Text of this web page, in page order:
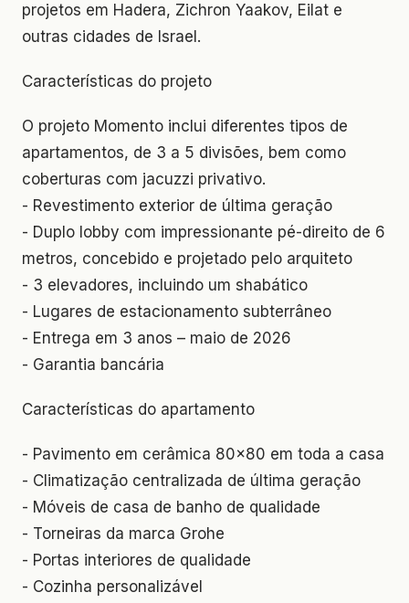
projetos em Hadera, Zichron Yaakov, Eilat e
outras cidades de Israel.
Características do projeto
O projeto Momento inclui diferentes tipos de
apartamentos, de 3 a 5 divisões, bem como
coberturas com jacuzzi privativo.
- Revestimento exterior de última geração
- Duplo lobby com impressionante pé-direito de 6
metros, concebido e projetado pelo arquiteto
- 3 elevadores, incluindo um shabático
- Lugares de estacionamento subterrâneo
- Entrega em 3 anos – maio de 2026
- Garantia bancária
Características do apartamento
- Pavimento em cerâmica 80x80 em toda a casa
- Climatização centralizada de última geração
- Móveis de casa de banho de qualidade
- Torneiras da marca Grohe
- Portas interiores de qualidade
- Cozinha personalizável